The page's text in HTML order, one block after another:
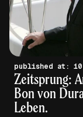
Zeitsprung:
Bon von
Leben.